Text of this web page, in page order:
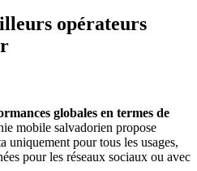
opérateurs
globales en termes de
mobile salvadorien propose
uniquement pour tous les usages,
pour les réseaux sociaux ou avec